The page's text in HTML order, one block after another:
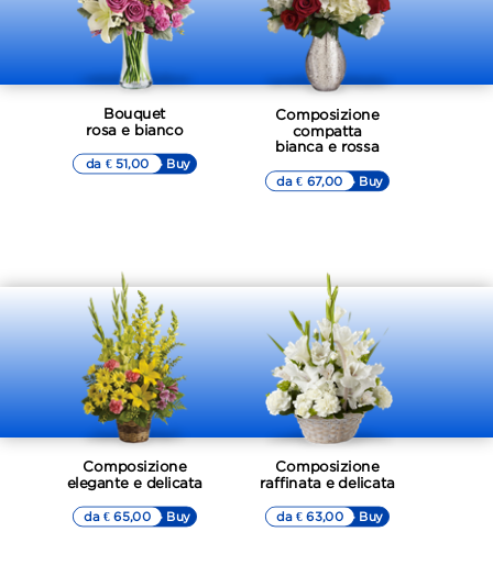
Bouquet
rosa e bianco
▷▷ Buy
da € 51,00
Composizione
compatta
bianca e rossa
▷▷ Buy
da € 67,00
Composizione
elegante e delicata
▷▷ Buy
da € 65,00
Composizione
raffinata e delicata
▷▷ Buy
da € 63,00